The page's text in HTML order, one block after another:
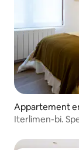
Appartement
Iterlimen-bi.